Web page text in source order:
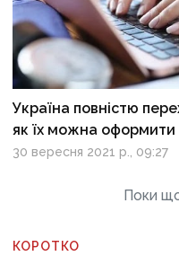
Україна повністю
як їх можна оформити
30 вересня 2021 р., 09:27
Поки
КОРОТКО